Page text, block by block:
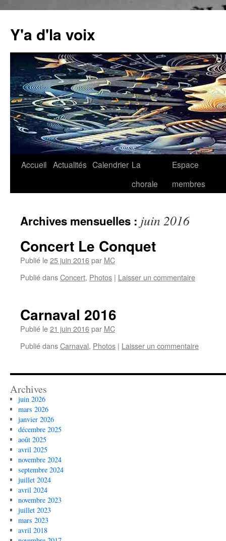
contenu
Y'a d'la voix
Accueil Actualités Calendrier La
chorale
Espace
membres
Archives mensuelles : juin 2016
Concert Le Conquet
Publié le25 juin 2016par MC
Publié dansConcert, Photos | Laisser un commentaire
Carnaval 2016
Publié le21 juin 2016par MC
Publié dansCarnaval, Photos | Laisser un commentaire
Archives
juin 2026
mars 2026
janvier 2026
décembre 2025
août 2025
avril 2025
novembre 2024
septembre 2024
juillet 2024
avril 2024
novembre 2023
juillet 2023
mars 2023
avril 2018